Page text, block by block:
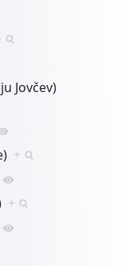
Jovčev)
+
+